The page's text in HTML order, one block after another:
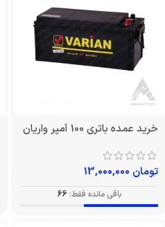
خرید عمده باتری 100 آمپر واریان
تومان
باقی مانده فقط: 66